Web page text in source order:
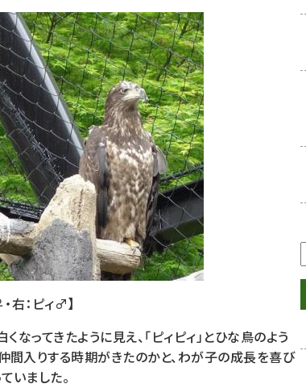
右：ピィ♂】
なってきたように見え、「ピィピィ」とひな鳥のよう
間入りする時期がきたのかと、わが子の成長を喜び
いました。